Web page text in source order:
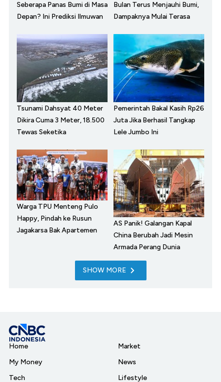
Seberapa Panas Bumi di Masa
Depan? Ini Prediksi Ilmuwan
Bulan Terus Menjauhi Bumi,
Dampaknya Mulai Terasa
Tsunami Dahsyat 40 Meter
Dikira Cuma 3 Meter, 18.500
Tewas Seketika
Pemerintah Bakal Kasih Rp26
Juta Jika Berhasil Tangkap
Lele Jumbo Ini
Warga TPU Menteng Pulo
Happy, Pindah ke Rusun
Jagakarsa Bak Apartemen
AS Panik! Galangan Kapal
China Berubah Jadi Mesin
Armada Perang Dunia
SHOW MORE
Home
My Money
Tech
Market
News
Lifestyle